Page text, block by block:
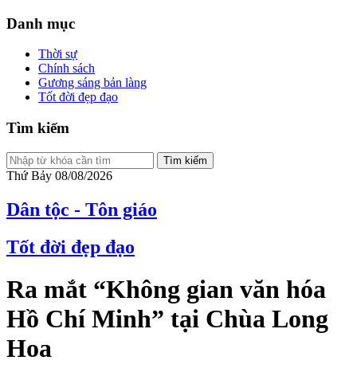
Danh mục
Thời sự
Chính sách
Gương sáng bản làng
Tốt đời đẹp đạo
Tìm kiếm
Tìm kiếm
Thứ Bảy 08/08/2026
Dân tộc - Tôn giáo
Tốt đời đẹp đạo
Ra mắt “Không gian văn hóa
Hồ Chí Minh” tại Chùa Long
Hoa